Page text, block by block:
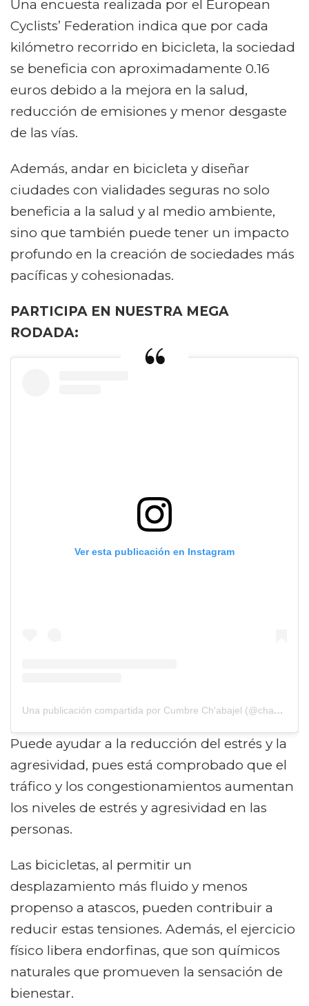
Una encuesta realizada por el European
Cyclists’ Federation indica que por cada
kilómetro recorrido en bicicleta, la sociedad
se beneficia con aproximadamente 0.16
euros debido a la mejora en la salud,
reducción de emisiones y menor desgaste
de las vías.
Además, andar en bicicleta y diseñar
ciudades con vialidades seguras no solo
beneficia a la salud y al medio ambiente,
sino que también puede tener un impacto
profundo en la creación de sociedades más
pacíficas y cohesionadas.
PARTICIPA EN NUESTRA MEGA
RODADA:
Ver esta publicación en Instagram
Una publicación compartida por Cumbre Ch'abajel (@chabajel)
Puede ayudar a la reducción del estrés y la
agresividad, pues está comprobado que el
tráfico y los congestionamientos aumentan
los niveles de estrés y agresividad en las
personas.
Las bicicletas, al permitir un
desplazamiento más fluido y menos
propenso a atascos, pueden contribuir a
reducir estas tensiones. Además, el ejercicio
físico libera endorfinas, que son químicos
naturales que promueven la sensación de
bienestar.